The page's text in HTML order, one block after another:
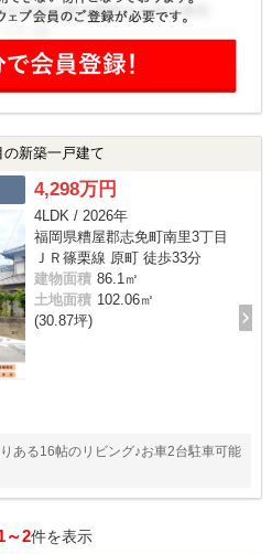
新築一戸建て
4,298万円
4LDK / 2026年
福岡県糟屋郡志免町南里3丁目
ＪＲ篠栗線 原町 徒歩33分
建物面積 86.1㎡
土地面積 102.06㎡
(30.87坪)
ある16帖のリビング♪お車2台駐車可能
～2件を表示